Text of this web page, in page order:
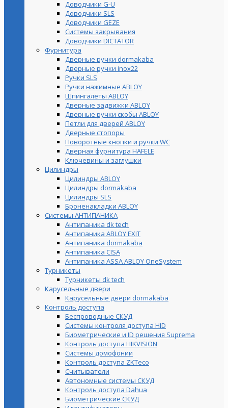
Доводчики G-U
Доводчики SLS
Доводчики GEZE
Cистемы закрывания
Доводчики DICTATOR
Фурнитура
Дверные ручки dormakaba
Дверные ручки inox22
Ручки SLS
Ручки нажимные ABLOY
Шпингалеты ABLOY
Дверные задвижки ABLOY
Дверные ручки скобы ABLOY
Петли для дверей ABLOY
Дверные стопоры
Поворотные кнопки и ручки WC
Дверная фурнитура HAFELE
Ключевины и заглушки
Цилиндры
Цилиндры ABLOY
Цилиндры dormakaba
Цилиндры SLS
Броненакладки ABLOY
Системы АНТИПАНИКА
Антипаника dk tech
Антипаника ABLOY EXIT
Антипаника dormakaba
Антипаника СISA
Антипаника ASSA ABLOY OneSystem
Турникеты
Турникеты dk tech
Карусельные двери
Карусельные двери dormakaba
Контроль доступа
Беспроводные СКУД
Системы контроля доступа HID
Биометрические и ID решения Suprema
Контроль доступа HIKVISION
Системы домофонии
Контроль доступа ZKTeco
Считыватели
Автономные системы СКУД
Контроль доступа Dahua
Биометрические СКУД